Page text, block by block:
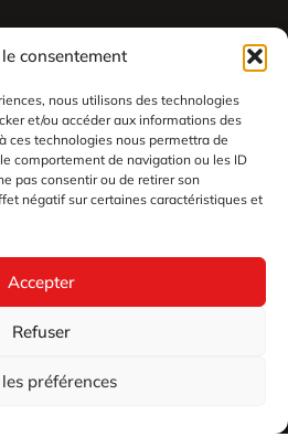
consentement
nous utilisons des technologies
et/ou accéder aux informations des
ces technologies nous permettra de
comportement de navigation ou les ID
pas consentir ou de retirer son
négatif sur certaines caractéristiques et
Accepter
Refuser
préférences